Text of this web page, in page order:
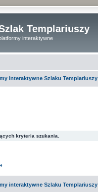
Templariuszy
interaktywne
interaktywne Szlaku Templariuszy
kryteria szukania.
interaktywne Szlaku Templariuszy